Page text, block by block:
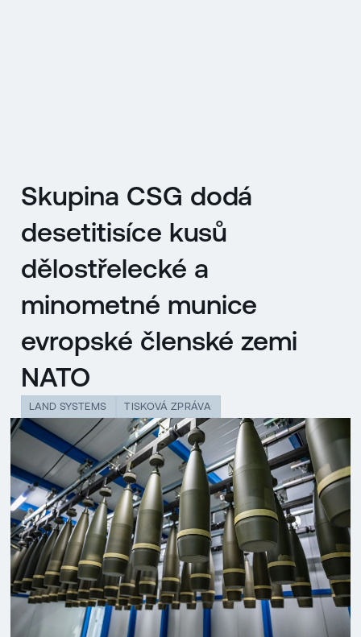
Skupina CSG dodá
desetitisíce kusů
dělostřelecké a
minometné munice
evropské členské zemi
NATO
LAND SYSTEMS TISKOVÁ ZPRÁVA